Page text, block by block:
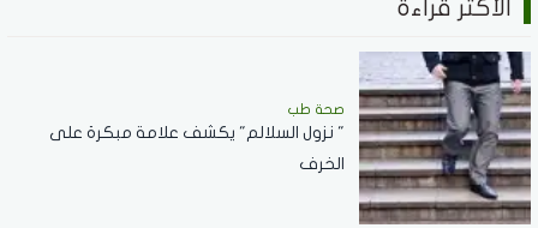
الأكثر قراءة
صحة طب
" نزول السلالم" يكشف علامة مبكرة على
الخرف